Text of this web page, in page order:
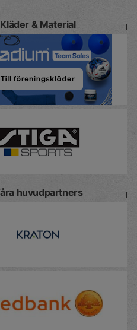
Kläder & Material
huvudpartners